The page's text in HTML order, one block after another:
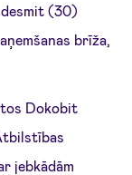
(30)
brīža,
Dokobit
jebkādām